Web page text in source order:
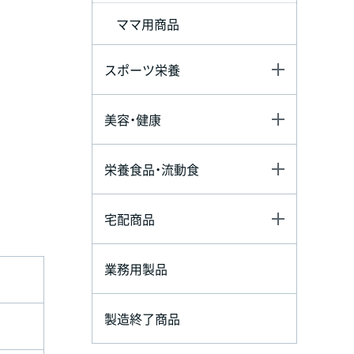
ママ用商品
スポーツ栄養
美容・健康
栄養食品・流動食
宅配商品
業務用製品
製造終了商品